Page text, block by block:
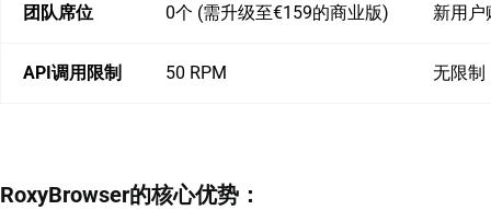
团队席位 0个 (需升级至€159的商业版) 新用
API调用限制 50 RPM 无限制
RoxyBrowser的核心优势：